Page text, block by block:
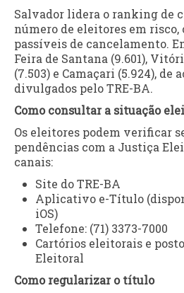
Salvador lidera o ranking de
número de eleitores em risco,
passíveis de cancelamento.
Feira de Santana (9.601),
(7.503) e Camaçari (5.924), de
divulgados pelo TRE-BA.
Como consultar a situação
Os eleitores podem verificar
pendências com a Justiça
canais:
Site do TRE-BA
Aplicativo e-Título
iOS)
Telefone: (71) 3373-7000
Cartórios eleitorais e
Eleitoral
Como regularizar o título